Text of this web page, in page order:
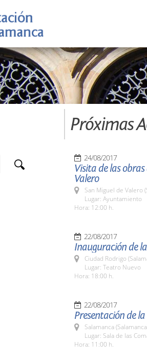
Próximas
24/08/2017
Visita de las
Valero
San Miguel de Valero
Lugar: Ayuntamiento
Hora: 12:00 h.
22/08/2017
Inauguración de
Ciudad Rodrigo
Lugar: Teatro Nuevo
Hora: 18:00 h.
22/08/2017
Presentación de
Salamanca
Lugar: Sala de las
Hora: 11:00 h.